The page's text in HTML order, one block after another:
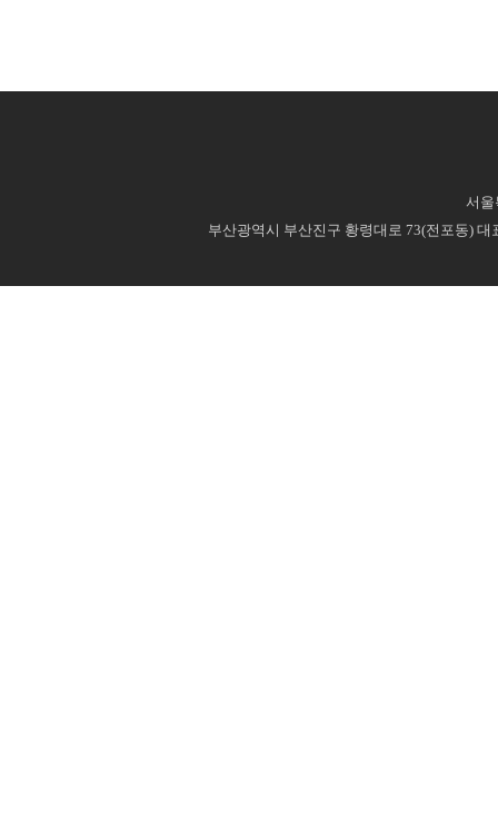
서울
부산광역시 부산진구 황령대로 73(전포동) 대